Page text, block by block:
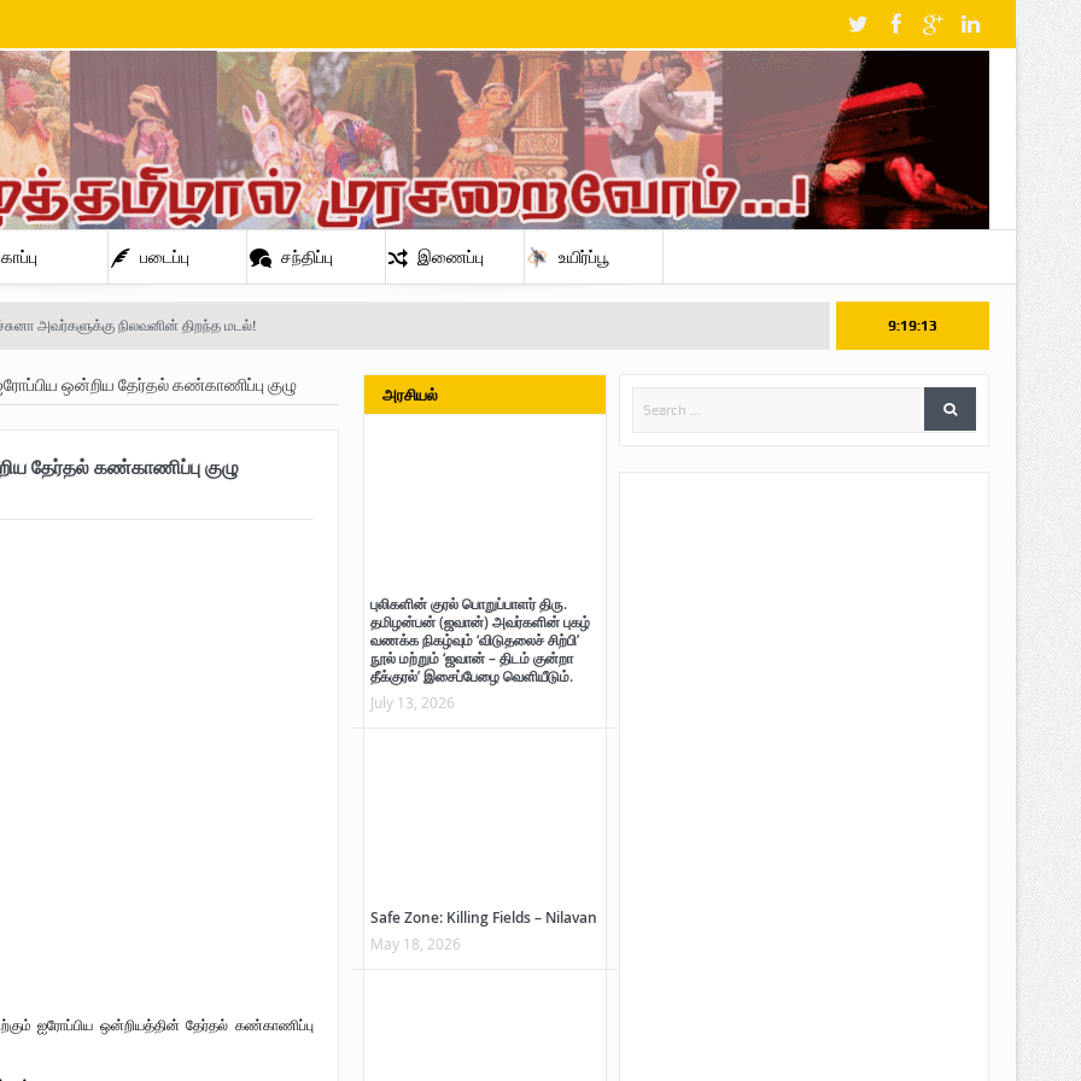
காப்பு படைப்பு சந்திப்பு இணைப்பு உயிர்ப்பூ
அவர்களுக்கு நிலவனின் திறந்த மடல்!
(ஜவான்) அவர்களின் புகழ் வணக்க நிகழ்வும் ‘விடுதலைச் சிற்பி’ நூல் மற்றும் ‘ஜவான் – திடம் குன்றா தீக்குரல்’ இசைப்பேழை
9:19:14
ஒன்றிய தேர்தல் கண்காணிப்பு குழு
தேர்தல் கண்காணிப்பு குழு
ஐரோப்பிய ஒன்றியத்தின் தேர்தல் கண்காணிப்பு
அரசியல்
புலிகளின் குரல் பொறுப்பாளர் திரு.
தமிழன்பன் (ஜவான்) அவர்களின் புகழ்
வணக்க நிகழ்வும் ‘விடுதலைச் சிற்பி’
நூல் மற்றும் ‘ஜவான் – திடம் குன்றா
தீக்குரல்’ இசைப்பேழை வெளியீடும்.
July 13, 2026
Safe Zone: Killing Fields – Nilavan
May 18, 2026